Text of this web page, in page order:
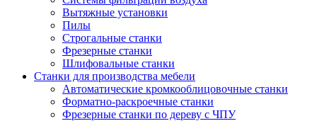
Вытяжные установки
Пилы
Строгальные станки
Фрезерные станки
Шлифовальные станки
Станки для производства мебели
Автоматические кромкооблицовочные станки
Форматно-раскроечные станки
Фрезерные станки по дереву с ЧПУ